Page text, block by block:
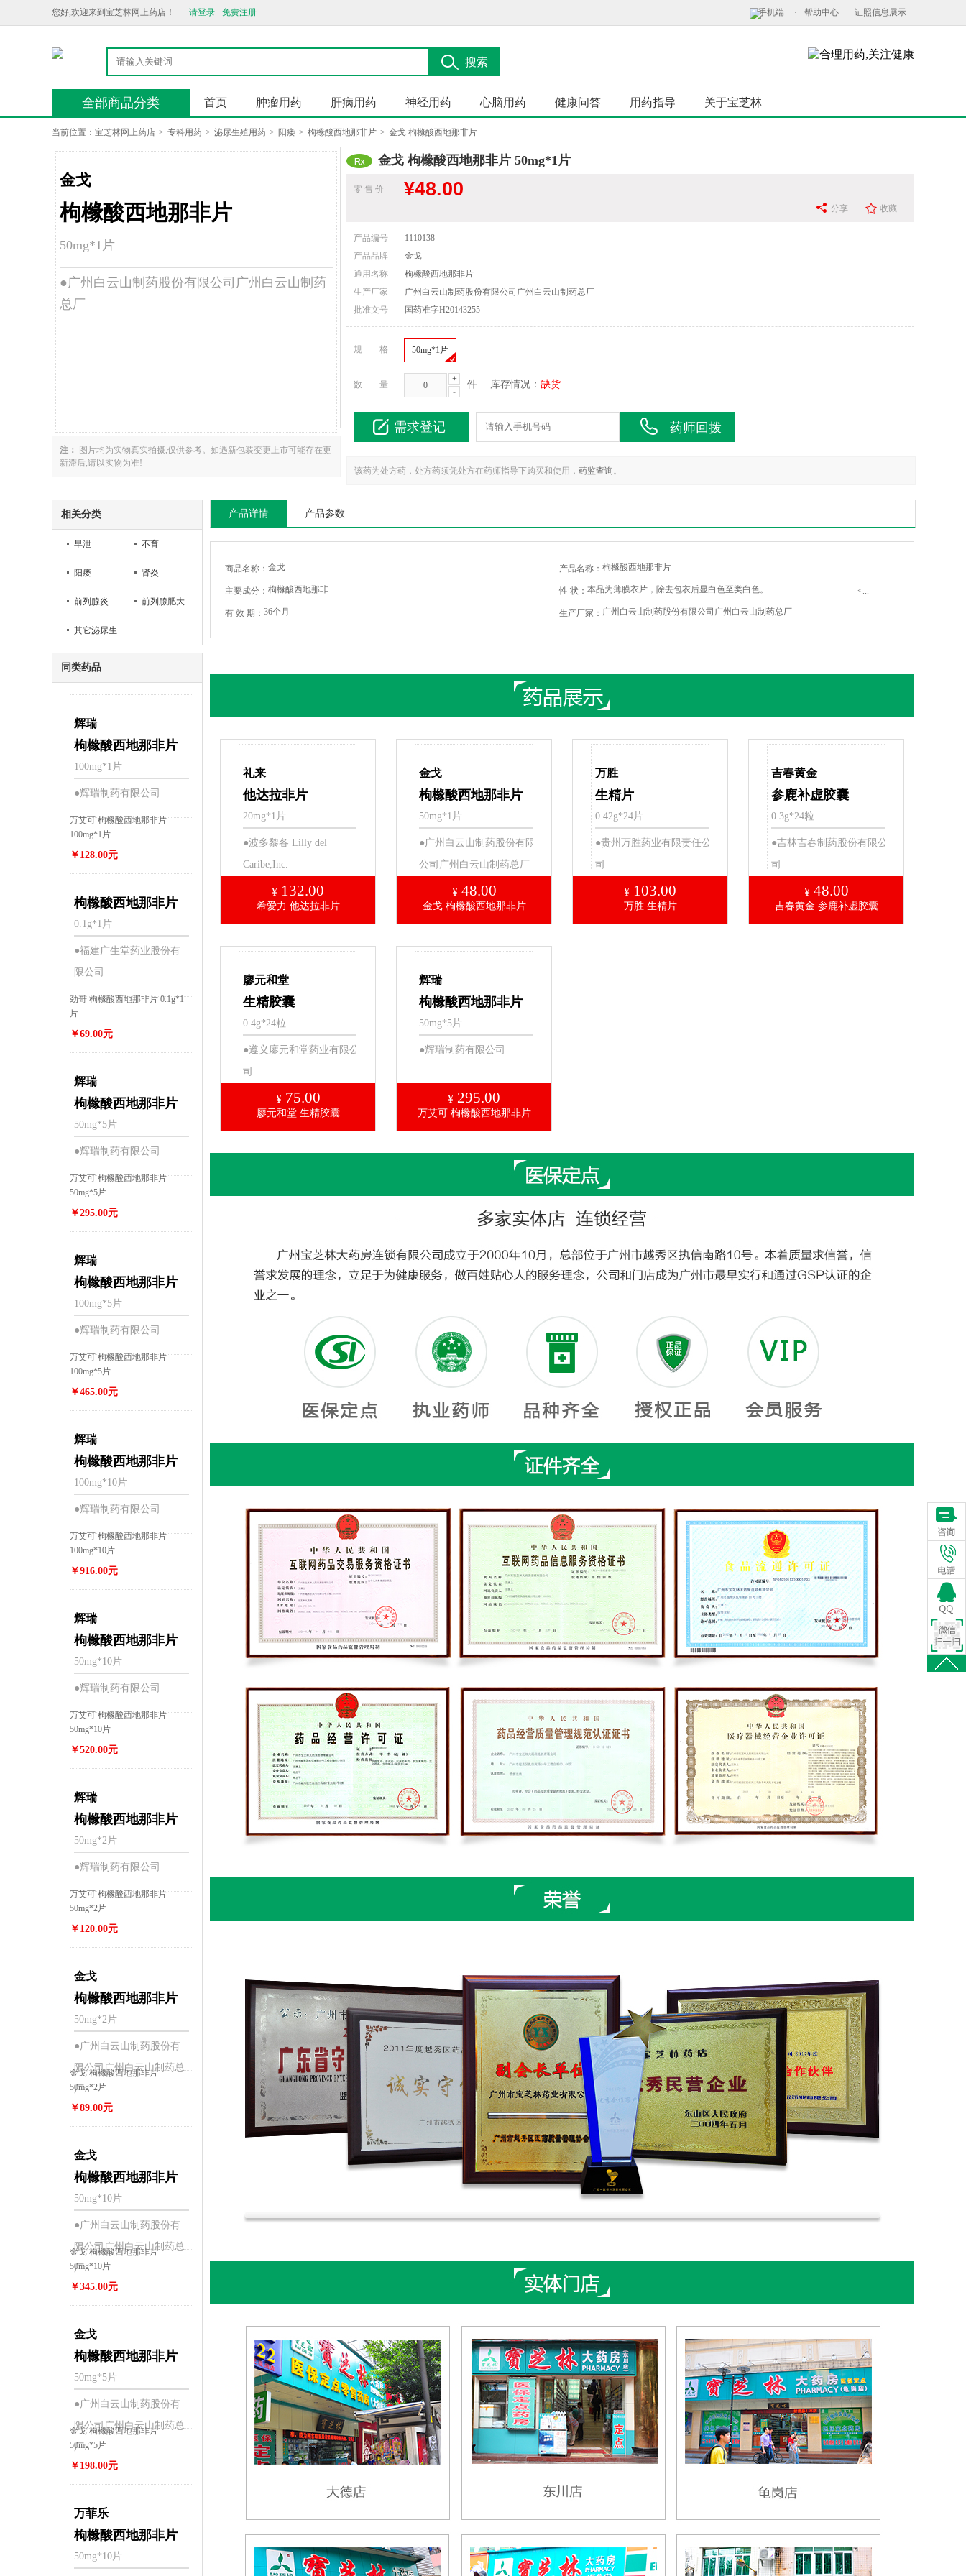
您好,欢迎来到宝芝林网上药店！ 请登录 免费注册 手机端 帮助中心 证照信息展示
搜索
全部商品分类 首页 肿瘤用药 肝病用药 神经用药 心脑用药 健康问答 用药指导 关于宝芝林
当前位置： 宝芝林网上药店 > 专科用药 > 泌尿生殖用药 > 阳痿 > 枸橼酸西地那非片 > 金戈 枸橼酸西地那非片
金戈
枸橼酸西地那非片
50mg*1片
●广州白云山制药股份有限公司广州白云山制药
总厂
注：
图片均为实物真实拍摄,仅供参考。如遇新包装变更上市可能存在更
新滞后,请以实物为准!
金戈 枸橼酸西地那非片 50mg*1片
零 售 价 ¥48.00
分享 收藏
产品编号
1110138
产品品牌
金戈
通用名称
枸橼酸西地那非片
生产厂家
广州白云山制药股份有限公司广州白云山制药总厂
批准文号
国药准字H20143255
规 格 50mg*1片
数 量
+
-
件 库存情况： 缺货
需求登记 药师回拨
该药为处方药，处方药须凭处方在药师指导下购买和使用， 药监查询。
相关分类
早泄 不育
阳痿 肾炎
前列腺炎 前列腺肥大
其它泌尿生
殖疾病
同类药品
辉瑞
枸橼酸西地那非片
100mg*1片
●辉瑞制药有限公司
万艾可 枸橼酸西地那非片
100mg*1片
￥128.00元
枸橼酸西地那非片
0.1g*1片
●福建广生堂药业股份有
限公司
劲哥 枸橼酸西地那非片 0.1g*1
片
￥69.00元
辉瑞
枸橼酸西地那非片
50mg*5片
●辉瑞制药有限公司
万艾可 枸橼酸西地那非片
50mg*5片
￥295.00元
辉瑞
枸橼酸西地那非片
100mg*5片
●辉瑞制药有限公司
万艾可 枸橼酸西地那非片
100mg*5片
￥465.00元
辉瑞
枸橼酸西地那非片
100mg*10片
●辉瑞制药有限公司
万艾可 枸橼酸西地那非片
100mg*10片
￥916.00元
辉瑞
枸橼酸西地那非片
50mg*10片
●辉瑞制药有限公司
万艾可 枸橼酸西地那非片
50mg*10片
￥520.00元
辉瑞
枸橼酸西地那非片
50mg*2片
●辉瑞制药有限公司
万艾可 枸橼酸西地那非片
50mg*2片
￥120.00元
金戈
枸橼酸西地那非片
50mg*2片
●广州白云山制药股份有
限公司广州白云山制药总
厂
金戈 枸橼酸西地那非片
50mg*2片
￥89.00元
金戈
枸橼酸西地那非片
50mg*10片
●广州白云山制药股份有
限公司广州白云山制药总
厂
金戈 枸橼酸西地那非片
50mg*10片
￥345.00元
金戈
枸橼酸西地那非片
50mg*5片
●广州白云山制药股份有
限公司广州白云山制药总
厂
金戈 枸橼酸西地那非片
50mg*5片
￥198.00元
万菲乐
枸橼酸西地那非片
50mg*10片
产品详情 产品参数
商品名称： 金戈 产品名称： 枸橼酸西地那非片
主要成分： 枸橼酸西地那非 性 状： 本品为薄膜衣片，除去包衣后显白色至类白色。 <...
有 效 期： 36个月 生产厂家： 广州白云山制药股份有限公司广州白云山制药总厂
礼来
他达拉非片
20mg*1片
●波多黎各 Lilly del
Caribe,Inc.
¥ 132.00
希爱力 他达拉非片
金戈
枸橼酸西地那非片
50mg*1片
●广州白云山制药股份有限
公司广州白云山制药总厂
¥ 48.00
金戈 枸橼酸西地那非片
万胜
生精片
0.42g*24片
●贵州万胜药业有限责任公
司
¥ 103.00
万胜 生精片
吉春黄金
参鹿补虚胶囊
0.3g*24粒
●吉林吉春制药股份有限公
司
¥ 48.00
吉春黄金 参鹿补虚胶囊
廖元和堂
生精胶囊
0.4g*24粒
●遵义廖元和堂药业有限公
司
¥ 75.00
廖元和堂 生精胶囊
辉瑞
枸橼酸西地那非片
50mg*5片
●辉瑞制药有限公司
¥ 295.00
万艾可 枸橼酸西地那非片